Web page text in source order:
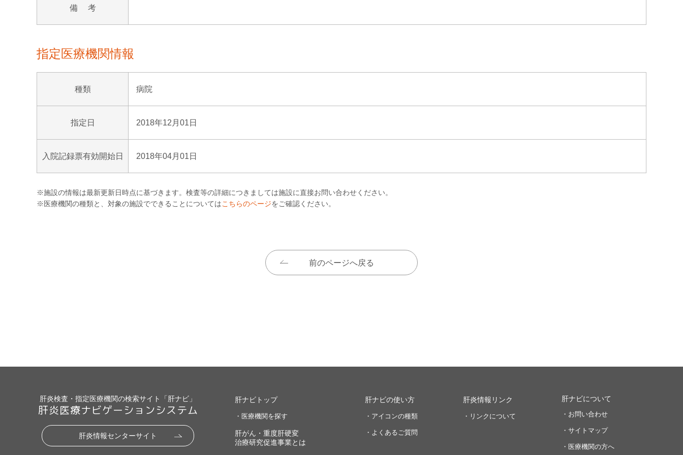
備 考
指定医療機関情報
種類 病院
指定日 2018年12月01日
入院記録票有効開始日 2018年04月01日
※施設の情報は最新更新日時点に基づきます。検査等の詳細につきましては施設に直接お問い合わせください。
※医療機関の種類と、対象の施設でできることについてはこちらのページをご確認ください。
前のページへ戻る
肝炎検査・指定医療機関の検索サイト「肝ナビ」
肝炎医療ナビゲーションシステム
肝炎情報センターサイト
肝ナビトップ
・医療機関を探す
肝がん・重度肝硬変
治療研究促進事業とは
肝ナビの使い方
・アイコンの種類
・よくあるご質問
肝炎情報リンク
・リンクについて
肝ナビについて
・お問い合わせ
・サイトマップ
・医療機関の方へ